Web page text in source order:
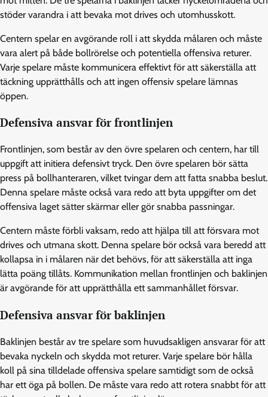
stöder varandra i att bevaka mot drives och utomhusskott.
Centern spelar en avgörande roll i att skydda målaren och måste
vara alert på både bollrörelse och potentiella offensiva returer.
Varje spelare måste kommunicera effektivt för att säkerställa att
täckning upprätthålls och att ingen offensiv spelare lämnas
öppen.
Defensiva ansvar för frontlinjen
Frontlinjen, som består av den övre spelaren och centern, har till
uppgift att initiera defensivt tryck. Den övre spelaren bör sätta
press på bollhanteraren, vilket tvingar dem att fatta snabba beslut.
Denna spelare måste också vara redo att byta uppgifter om det
offensiva laget sätter skärmar eller gör snabba passningar.
Centern måste förbli vaksam, redo att hjälpa till att försvara mot
drives och utmana skott. Denna spelare bör också vara beredd att
kollapsa in i målaren när det behövs, för att säkerställa att inga
lätta poäng tillåts. Kommunikation mellan frontlinjen och baklinjen
är avgörande för att upprätthålla ett sammanhållet försvar.
Defensiva ansvar för baklinjen
Baklinjen består av tre spelare som huvudsakligen ansvarar för att
bevaka nyckeln och skydda mot returer. Varje spelare bör hålla
koll på sina tilldelade offensiva spelare samtidigt som de också
har ett öga på bollen. De måste vara redo att rotera snabbt för att